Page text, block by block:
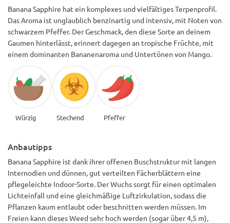
Banana Sapphire hat ein komplexes und vielfältiges Terpenprofil.
Das Aroma ist unglaublich benzinartig und intensiv, mit Noten von
schwarzem Pfeffer. Der Geschmack, den diese Sorte an deinem
Gaumen hinterlässt, erinnert dagegen an tropische Früchte, mit
einem dominanten Bananenaroma und Untertönen von Mango.
Würzig Stechend Pfeffer
Anbautipps
Banana Sapphire ist dank ihrer offenen Buschstruktur mit langen
Internodien und dünnen, gut verteilten Fächerblättern eine
pflegeleichte Indoor-Sorte. Der Wuchs sorgt für einen optimalen
Lichteinfall und eine gleichmäßige Luftzirkulation, sodass die
Pflanzen kaum entlaubt oder beschnitten werden müssen. Im
Freien kann dieses Weed sehr hoch werden (sogar über 4,5 m),